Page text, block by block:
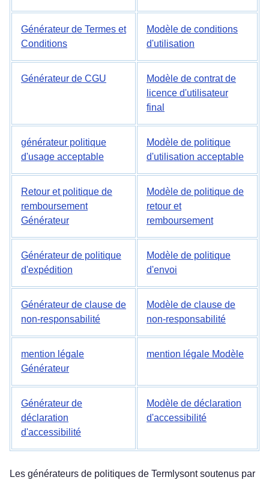
Générateur de Termes et
Conditions
Modèle de conditions
d'utilisation
Générateur de CGU
Modèle de contrat de
licence d'utilisateur
final
générateur politique
d'usage acceptable
Modèle de politique
d'utilisation acceptable
Retour et politique de
remboursement
Générateur
Modèle de politique de
retour et
remboursement
Générateur de politique
d'expédition
Modèle de politique
d'envoi
Générateur de clause de
non-responsabilité
Modèle de clause de
non-responsabilité
mention légale
Générateur
mention légale Modèle
Générateur de
déclaration
d'accessibilité
Modèle de déclaration
d'accessibilité
Les générateurs de politiques de Termlysont soutenus par